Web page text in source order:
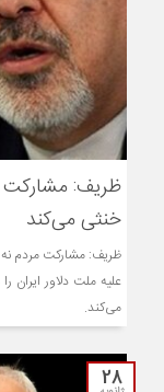
ظریف: مشارکت
خنثی می‌کند
ظریف: مشارکت مردم نه
علیه ملت دلاور ایران
می‌کند.
28